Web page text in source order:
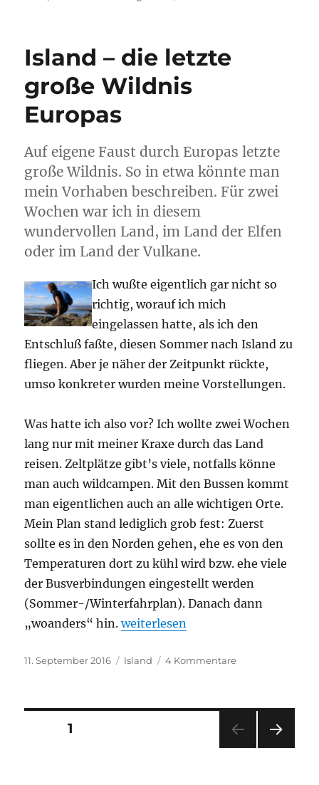
Island – die letzte
große Wildnis
Europas
Auf eigene Faust durch Europas letzte
große Wildnis. So in etwa könnte man
mein Vorhaben beschreiben. Für zwei
Wochen war ich in diesem
wundervollen Land, im Land der Elfen
oder im Land der Vulkane.
Ich wußte eigentlich gar nicht so
richtig, worauf ich mich
eingelassen hatte, als ich den
Entschluß faßte, diesen Sommer nach Island zu
fliegen. Aber je näher der Zeitpunkt rückte,
umso konkreter wurden meine Vorstellungen.
Was hatte ich also vor? Ich wollte zwei Wochen
lang nur mit meiner Kraxe durch das Land
reisen. Zeltplätze gibt’s viele, notfalls könne
man auch wildcampen. Mit den Bussen kommt
man eigentlichen auch an alle wichtigen Orte.
Mein Plan stand lediglich grob fest: Zuerst
sollte es in den Norden gehen, ehe es von den
Temperaturen dort zu kühl wird bzw. ehe viele
der Busverbindungen eingestellt werden
(Sommer-/Winterfahrplan). Danach dann
„woanders“ hin.„Island – die letzte große Wildnis
weiterlesen
Veröffentlicht
11. September 2016 Kategorien
Island 4 Kommentarezu
große
Wildnis
Seitennummerierung
SEITE1